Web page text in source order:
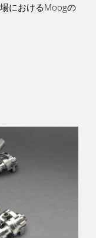
におけるMoogの